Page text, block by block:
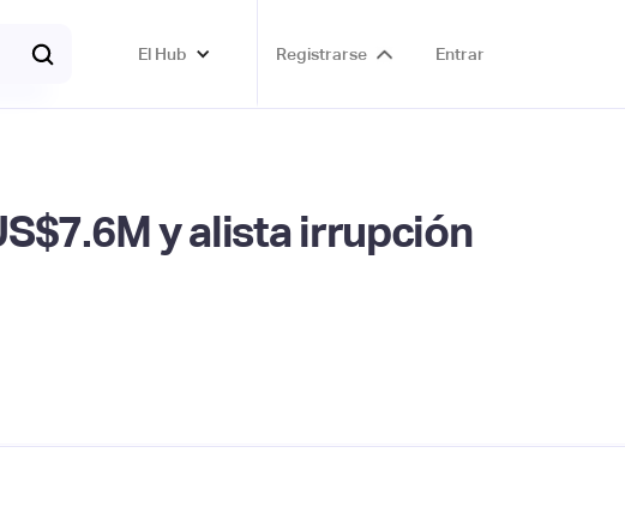
El Hub Registrarse Entrar
y alista irrupción